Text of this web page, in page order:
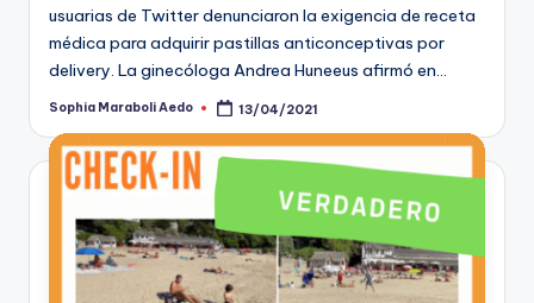
usuarias de Twitter denunciaron la exigencia de receta
médica para adquirir pastillas anticonceptivas por
delivery. La ginecóloga Andrea Huneeus afirmó en…
Publicado
Sophia Maraboli Aedo 13/04/2021